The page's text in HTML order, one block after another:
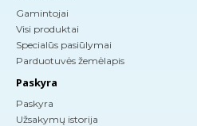
Gamintojai
Visi produktai
Specialūs pasiūlymai
Parduotuvės žemėlapis
Paskyra
Paskyra
Užsakymų istorija